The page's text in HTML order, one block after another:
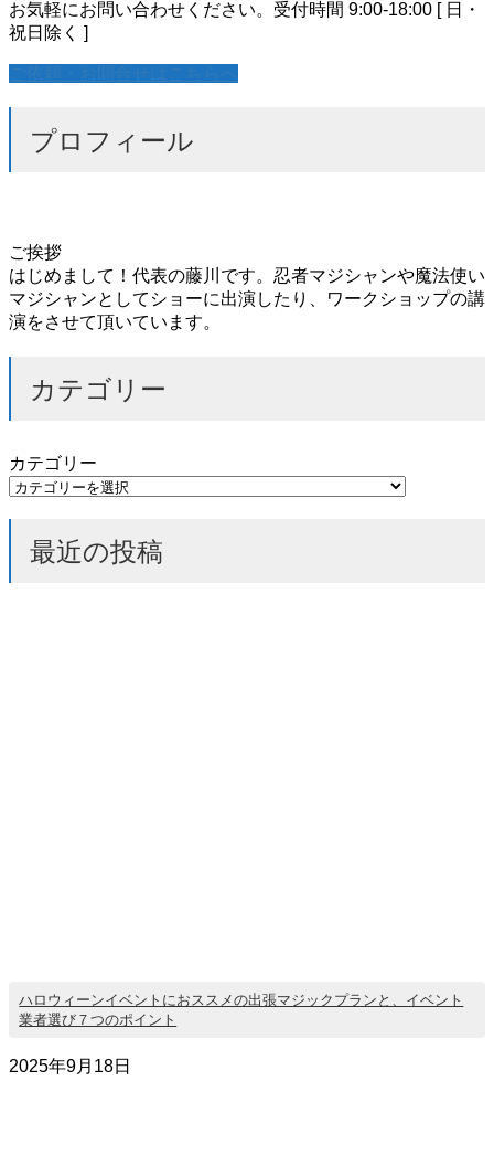
お気軽にお問い合わせください。 受付時間 9:00-18:00 [ 日・
祝日除く ]
プロフィール
ご挨拶
はじめまして！代表の藤川です。忍者マジシャンや魔法使い
マジシャンとしてショーに出演したり、ワークショップの講
演をさせて頂いています。
カテゴリー
カテゴリー
最近の投稿
ハロウィーンイベントにおススメの出張マジックプランと、イベント
業者選び７つのポイント
2025年9月18日